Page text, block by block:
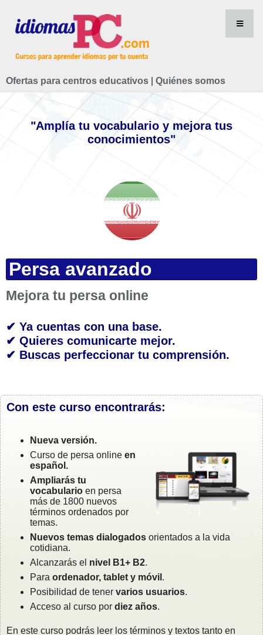
Ofertas para centros educativos Quiénes somos
"Amplía tu vocabulario y mejora tus
conocimientos"
Persa avanzado
Mejora tu persa online
✔ Ya cuentas con una base.
✔ Quieres comunicarte mejor.
✔ Buscas perfeccionar tu comprensión.
Con este curso encontrarás:
Nueva versión.
Curso de persa online en
español.
Ampliarás tu
vocabulario en persa
más de 1800 nuevos
términos ordenados por
temas.
Nuevos temas dialogados orientados a la vida
cotidiana.
Alcanzarás el nivel B1+ B2.
Para ordenador, tablet y móvil .
Posibilidad de tener varios usuarios.
Acceso al curso por diez años.
En este curso podrás leer los términos y textos tanto en